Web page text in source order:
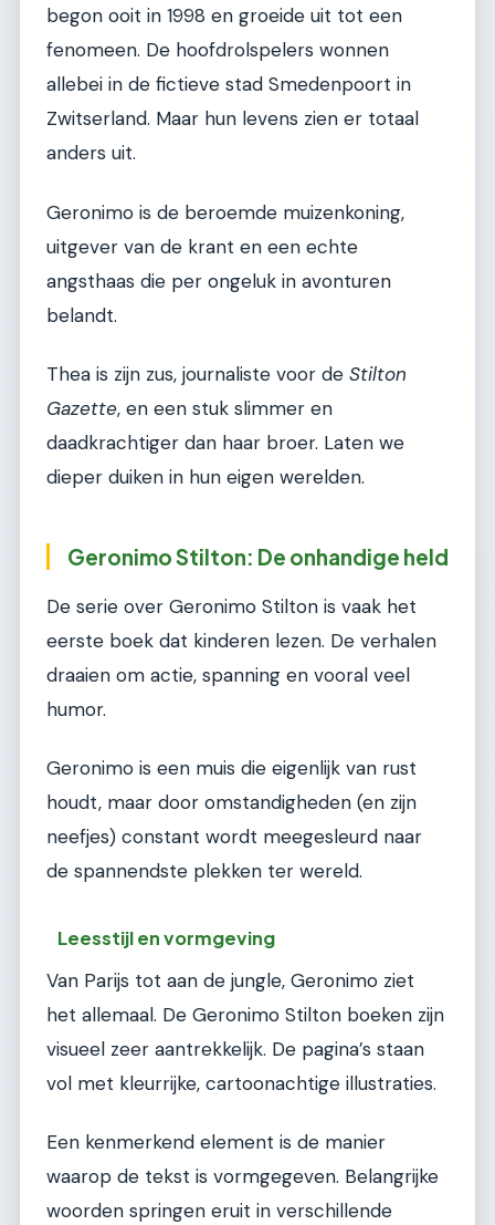
begon ooit in 1998 en groeide uit tot een
fenomeen. De hoofdrolspelers wonnen
allebei in de fictieve stad Smedenpoort in
Zwitserland. Maar hun levens zien er totaal
anders uit.
Geronimo is de beroemde muizenkoning,
uitgever van de krant en een echte
angsthaas die per ongeluk in avonturen
belandt.
Thea is zijn zus, journaliste voor de Stilton
Gazette, en een stuk slimmer en
daadkrachtiger dan haar broer. Laten we
dieper duiken in hun eigen werelden.
Geronimo Stilton: De onhandige held
De serie over Geronimo Stilton is vaak het
eerste boek dat kinderen lezen. De verhalen
draaien om actie, spanning en vooral veel
humor.
Geronimo is een muis die eigenlijk van rust
houdt, maar door omstandigheden (en zijn
neefjes) constant wordt meegesleurd naar
de spannendste plekken ter wereld.
Leesstijl en vormgeving
Van Parijs tot aan de jungle, Geronimo ziet
het allemaal. De Geronimo Stilton boeken zijn
visueel zeer aantrekkelijk. De pagina’s staan
vol met kleurrijke, cartoonachtige illustraties.
Een kenmerkend element is de manier
waarop de tekst is vormgegeven. Belangrijke
woorden springen eruit in verschillende